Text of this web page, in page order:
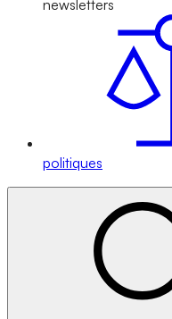
newsletters
politiques